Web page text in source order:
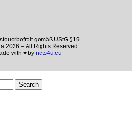
gemäß UStG §19
2026 – All Rights Reserved.
with ♥ by nets4u.eu
Search